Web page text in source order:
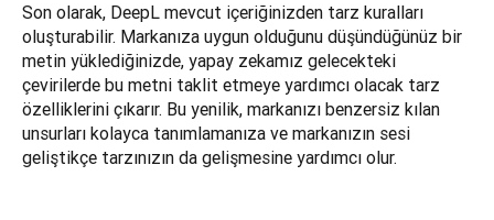
Son olarak, DeepL mevcut içeriğinizden tarz kuralları
oluşturabilir. Markanıza uygun olduğunu düşündüğünüz bir
metin yüklediğinizde, yapay zekamız gelecekteki
çevirilerde bu metni taklit etmeye yardımcı olacak tarz
özelliklerini çıkarır. Bu yenilik, markanızı benzersiz kılan
unsurları kolayca tanımlamanıza ve markanızın sesi
geliştikçe tarzınızın da gelişmesine yardımcı olur.